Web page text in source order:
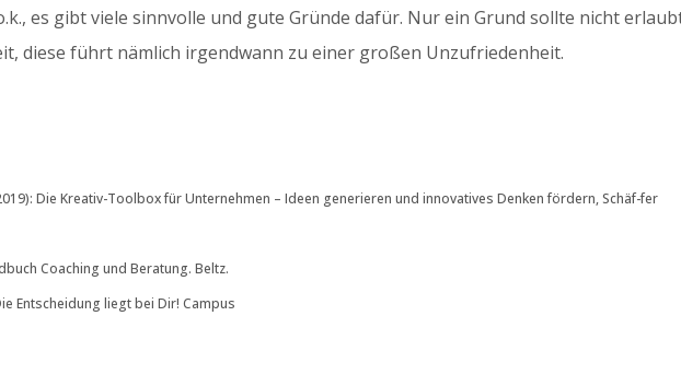
es gibt viele sinnvolle und gute Gründe dafür. Nur ein Grund sollte nicht
diese führt nämlich irgendwann zu einer großen Unzufriedenheit.
Die Kreativ-Toolbox für Unternehmen – Ideen generieren und innovatives Denken fördern, Schäf-fer
Coaching und Beratung. Beltz.
Entscheidung liegt bei Dir! Campus